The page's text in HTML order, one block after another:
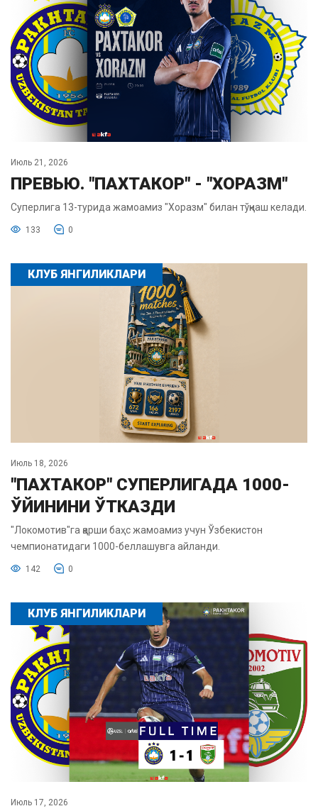
Июль 21, 2026
ПРЕВЬЮ. "ПАХТАКОР" - "ХОРАЗМ"
Суперлига 13-турида жамоамиз "Хоразм" билан тўқнаш келади.
133 0
КЛУБ ЯНГИЛИКЛАРИ
Июль 18, 2026
"ПАХТАКОР" СУПЕРЛИГАДА 1000-
ЎЙИНИНИ ЎТКАЗДИ
"Локомотив"га қарши баҳс жамоамиз учун Ўзбекистон
чемпионатидаги 1000-беллашувга айланди.
142 0
КЛУБ ЯНГИЛИКЛАРИ
Июль 17, 2026